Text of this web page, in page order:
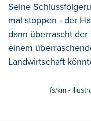
Seine
mal stoppen - der
dann überrascht
einem
Landwirtschaft
fs/km -